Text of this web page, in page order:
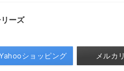
ーズ
ショッピング メルカリ